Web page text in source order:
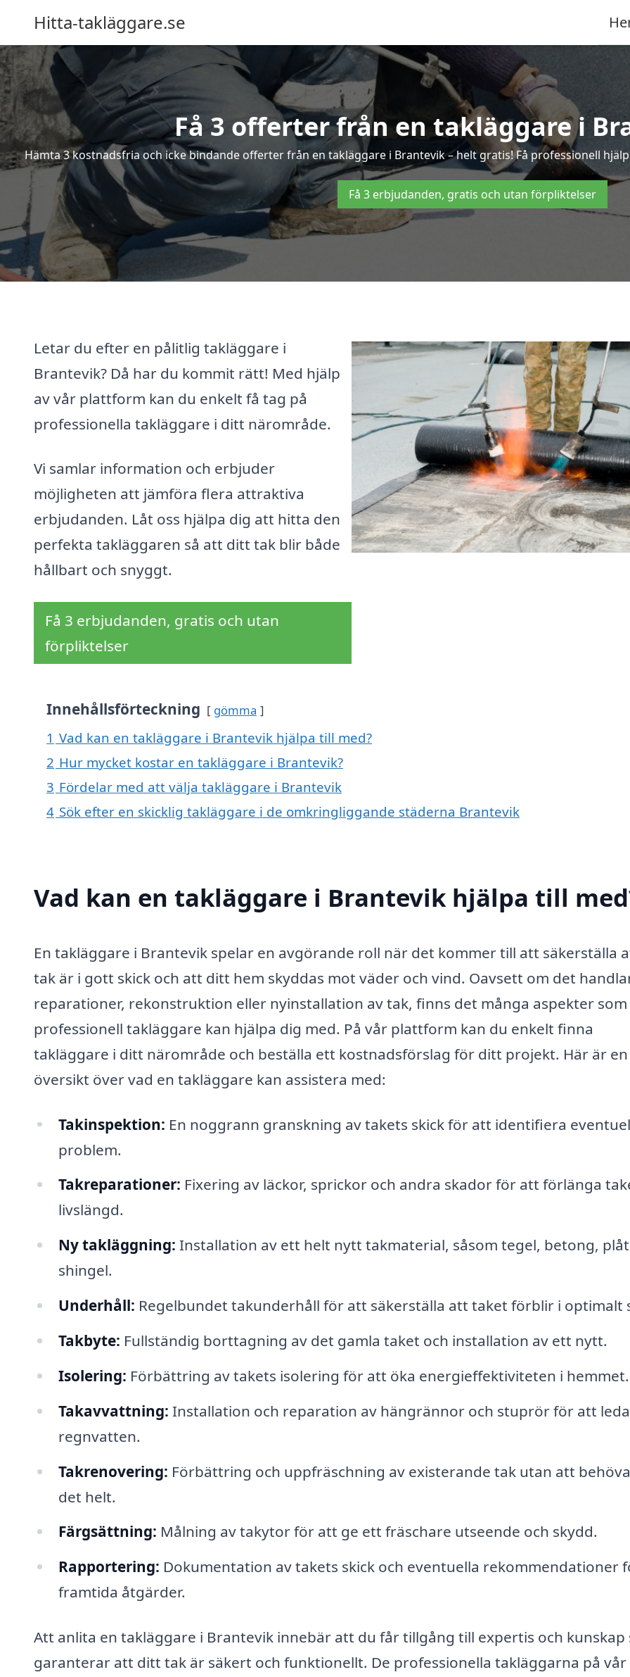
Hitta-takläggare.se
Få 3 offerter från en takläggare i
Hämta 3 kostnadsfria och icke bindande offerter från en takläggare i Brantevik – helt gratis! Få professionell
Få 3 erbjudanden, gratis och utan förpliktelser
Letar du efter en pålitlig takläggare i
Brantevik? Då har du kommit rätt! Med hjälp
av vår plattform kan du enkelt få tag på
professionella takläggare i ditt närområde.
Vi samlar information och erbjuder
möjligheten att jämföra flera attraktiva
erbjudanden. Låt oss hjälpa dig att hitta den
perfekta takläggaren så att ditt tak blir både
hållbart och snyggt.
Få 3 erbjudanden, gratis och utan
förpliktelser
Innehållsförteckning gömma
1 Vad kan en takläggare i Brantevik hjälpa till med?
2 Hur mycket kostar en takläggare i Brantevik?
3 Fördelar med att välja takläggare i Brantevik
4 Sök efter en skicklig takläggare i de omkringliggande städerna Brantevik
Vad kan en takläggare i Brantevik hjälpa till
En takläggare i Brantevik spelar en avgörande roll när det kommer till att säkerställa
tak är i gott skick och att ditt hem skyddas mot väder och vind. Oavsett om det
reparationer, rekonstruktion eller nyinstallation av tak, finns det många aspekter
professionell takläggare kan hjälpa dig med. På vår plattform kan du enkelt finna
takläggare i ditt närområde och beställa ett kostnadsförslag för ditt projekt. Här är en
översikt över vad en takläggare kan assistera med:
Takinspektion: En noggrann granskning av takets skick för att identifiera
problem.
Takreparationer: Fixering av läckor, sprickor och andra skador för att förlänga
livslängd.
Ny takläggning: Installation av ett helt nytt takmaterial, såsom tegel, betong,
shingel.
Underhåll: Regelbundet takunderhåll för att säkerställa att taket förblir i optimalt
Takbyte: Fullständig borttagning av det gamla taket och installation av ett nytt.
Isolering: Förbättring av takets isolering för att öka energieffektiviteten i hemmet.
Takavvattning: Installation och reparation av hängrännor och stuprör för att
regnvatten.
Takrenovering: Förbättring och uppfräschning av existerande tak utan att
det helt.
Färgsättning: Målning av takytor för att ge ett fräschare utseende och skydd.
Rapportering: Dokumentation av takets skick och eventuella rekommendationer
framtida åtgärder.
Att anlita en takläggare i Brantevik innebär att du får tillgång till expertis och kunskap
garanterar att ditt tak är säkert och funktionellt. De professionella takläggarna på vår